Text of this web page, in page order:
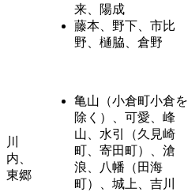
来、陽成
藤本、野下、市比
野、樋脇、倉野
川
内、
東郷
亀山（小倉町小倉を
除く）、可愛、峰
山、水引（久見崎
町、寄田町）、滄
浪、八幡（田海
町）、城上、吉川